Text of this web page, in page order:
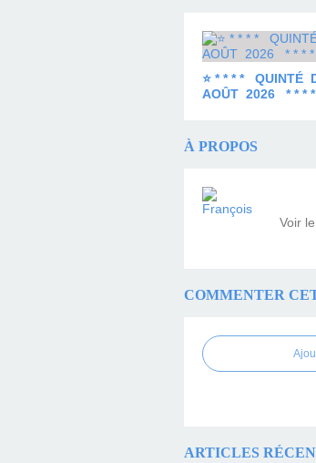
⭐ * * * * QUINTÉ
AOÛT 2026 * * * *
À PROPOS
Voir
COMMENTER
ARTICLES